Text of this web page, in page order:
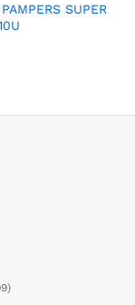
SUPER